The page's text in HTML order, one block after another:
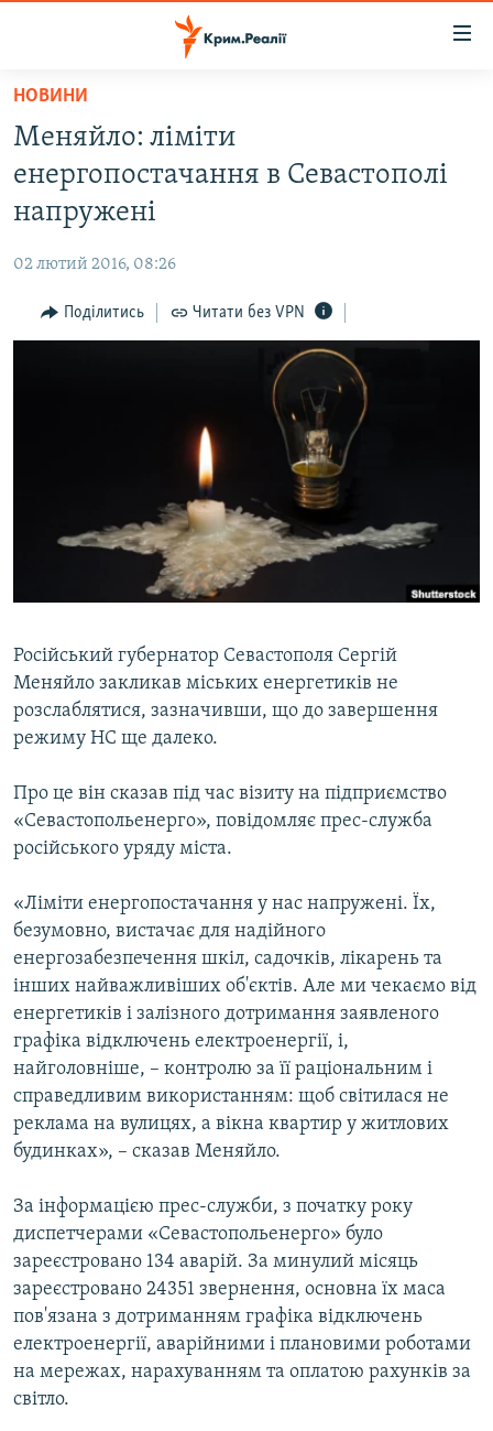
Перейти
основного
матеріалу
Перейти
до
основної
Перейти
до
ВІДЕО ТА ФОТО
БЛОГИ
ПОГЛЯД
ВІДЕОУРОКИ «ELIFBE»
СВІДЧЕННЯ ОКУПАЦІЇ
УКРАЇНСЬКА ПРОБЛЕМА КРИМУ
ЯК ОБІЙТИ БЛОКУВАННЯ
Русский
Усі сайти RFE/RL
НОВИНИ
Меняйло: ліміти
енергопостачання в Севастополі
напружені
02 лютий 2016, 08:26
Поділитись Читати без VPN
Російський губернатор Севастополя Сергій
Меняйло закликав міських енергетиків не
розслаблятися, зазначивши, що до завершення
режиму НС ще далеко.
Про це він сказав під час візиту на підприємство
«Севастопольенерго», повідомляє прес-служба
російського уряду міста.
«Ліміти енергопостачання у нас напружені. Їх,
безумовно, вистачає для надійного
енергозабезпечення шкіл, садочків, лікарень та
інших найважливіших об'єктів. Але ми чекаємо від
енергетиків і залізного дотримання заявленого
графіка відключень електроенергії, і,
найголовніше, – контролю за її раціональним і
справедливим використанням: щоб світилася не
реклама на вулицях, а вікна квартир у житлових
будинках», – сказав Меняйло.
За інформацією прес-служби, з початку року
диспетчерами «Севастопольенерго» було
зареєстровано 134 аварій. За минулий місяць
зареєстровано 24351 звернення, основна їх маса
пов'язана з дотриманням графіка відключень
електроенергії, аварійними і плановими роботами
на мережах, нарахуванням та оплатою рахунків за
світло.